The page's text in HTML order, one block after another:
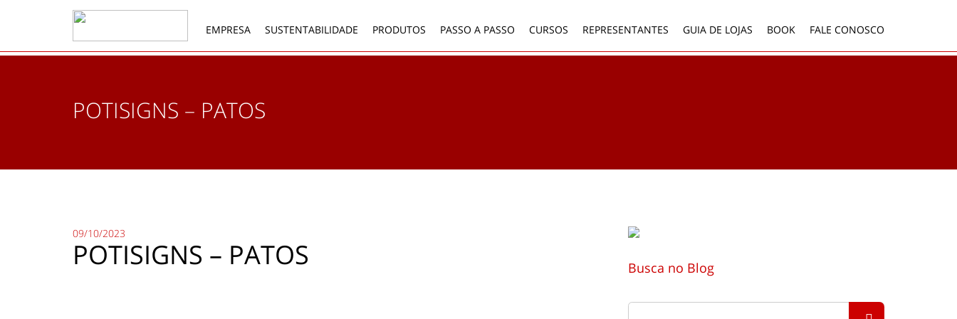
EMPRESA SUSTENTABILIDADE PRODUTOS PASSO A PASSO CURSOS REPRESENTANTES GUIA DE LOJAS BOOK FALE CONOSCO
POTISIGNS – PATOS
09/10/2023
POTISIGNS – PATOS Busca no Blog